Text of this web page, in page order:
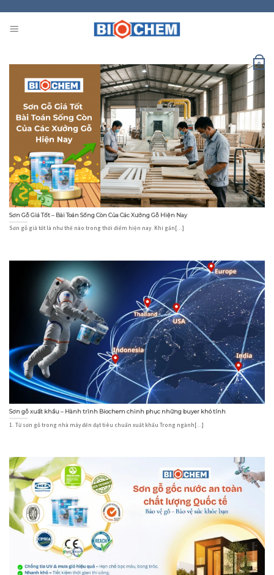
to
content
0
Sơn Gỗ Giá Tốt – Bài Toán Sống Còn Của Các Xưởng Gỗ Hiện Nay
Sơn gỗ giá tốt là như thế nào trong thời điểm hiện nay. Khi gần[...]
Sơn gỗ xuất khẩu – Hành trình Biochem chinh phục những buyer khó tính
1. Từ sơn gỗ trong nhà máy đến đạt tiêu chuẩn xuất khẩu Trong ngành[...]